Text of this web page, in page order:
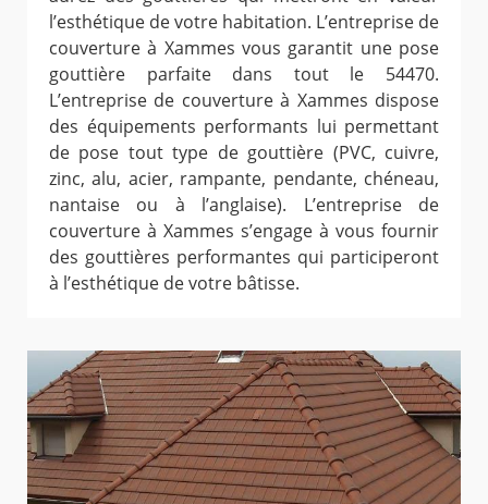
l’esthétique de votre habitation. L’entreprise de
couverture à Xammes vous garantit une pose
gouttière parfaite dans tout le 54470.
L’entreprise de couverture à Xammes dispose
des équipements performants lui permettant
de pose tout type de gouttière (PVC, cuivre,
zinc, alu, acier, rampante, pendante, chéneau,
nantaise ou à l’anglaise). L’entreprise de
couverture à Xammes s’engage à vous fournir
des gouttières performantes qui participeront
à l’esthétique de votre bâtisse.